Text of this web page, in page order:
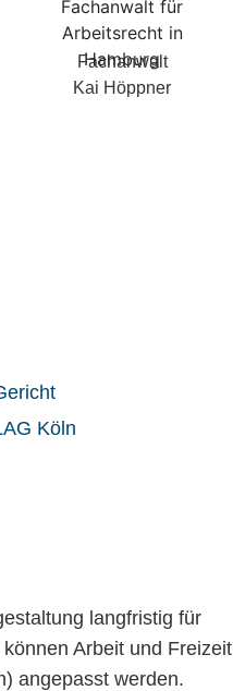
Fachanwalt
Kai Höppner
Köln
langfristig für
Arbeit und Freizeit
angepasst werden.